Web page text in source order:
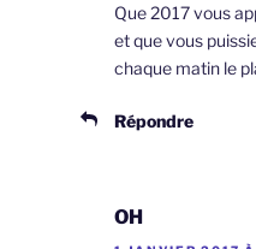
Que 2017 vous
et que vous
chaque matin le
Répondre
OH